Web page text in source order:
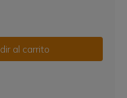
al carrito